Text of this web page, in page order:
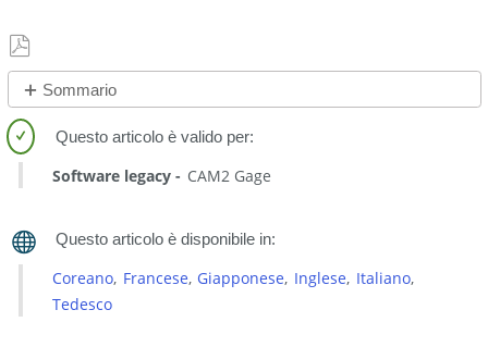
Salva
come
PDF
Sommario
rapida
Vedere
Software legacy CAM2 Gage
Coreano Francese Giapponese Inglese Italiano
Tedesco